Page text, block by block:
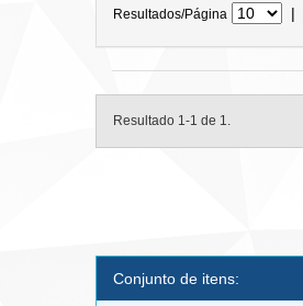
Resultados/Página |
Resultado 1-1 de 1.
Conjunto de itens: